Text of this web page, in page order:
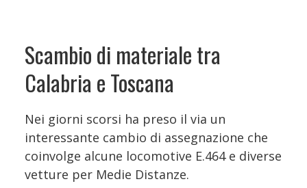
Scambio di materiale tra
Calabria e Toscana
Nei giorni scorsi ha preso il via un
interessante cambio di assegnazione che
coinvolge alcune locomotive E.464 e diverse
vetture per Medie Distanze.